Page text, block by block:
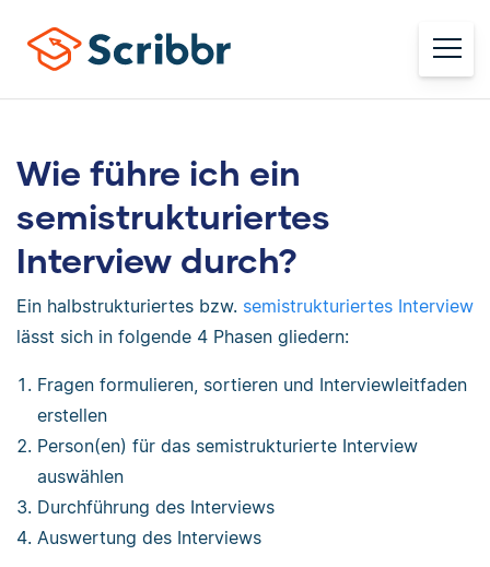
Wie führe ich ein
semistrukturiertes
Interview durch?
Ein halbstrukturiertes bzw. semistrukturiertes Interview
lässt sich in folgende 4 Phasen gliedern:
Fragen formulieren, sortieren und Interviewleitfaden
erstellen
Person(en) für das semistrukturierte Interview
auswählen
Durchführung des Interviews
Auswertung des Interviews